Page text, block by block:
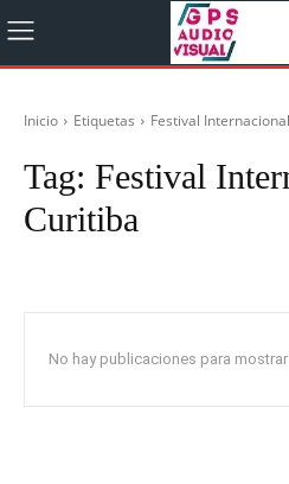
Inicio Etiquetas Festival
Tag: Festival
Curitiba
No hay publicaciones para mostrar